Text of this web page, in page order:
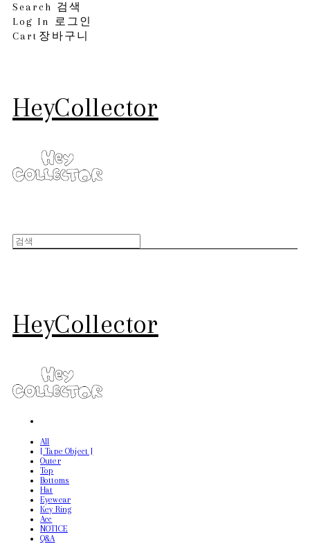
Search 검색
Log In
로그인
Cart 장바구니
HeyCollector
HeyCollector
All
[ Tape Object ]
Outer
Top
Bottoms
Hat
Eyewear
Key Ring
Acc
NOTICE
Q&A